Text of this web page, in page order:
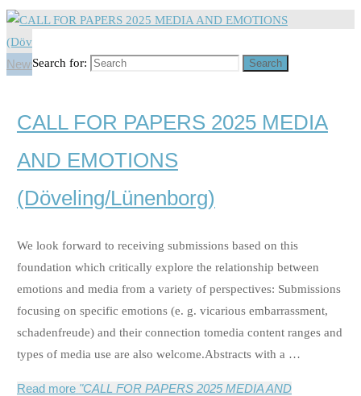
Search for: Search
News, Projects & Interviews
CALL FOR PAPERS 2025 MEDIA
AND EMOTIONS
(Döveling/Lünenborg)
We look forward to receiving submissions based on this
foundation which critically explore the relationship between
emotions and media from a variety of perspectives: Submissions
focusing on specific emotions (e. g. vicarious embarrassment,
schadenfreude) and their connection tomedia content ranges and
types of media use are also welcome.Abstracts with a …
Read more "CALL FOR PAPERS 2025 MEDIA AND